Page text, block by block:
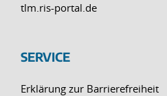
tlm.ris-portal.de
SERVICE
Erklärung zur Barrierefreiheit